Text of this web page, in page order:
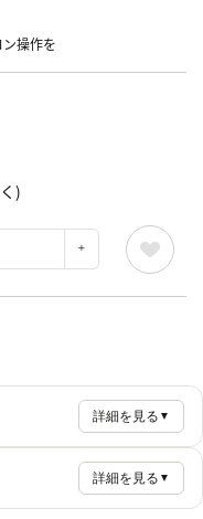
操作を
)
詳細を見る ▼
詳細を見る ▼